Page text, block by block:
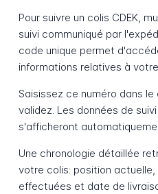
Pour suivre un colis CDEK,
suivi communiqué par
code unique permet
informations relatives à
Saisissez ce numéro dans
validez. Les données de
s'afficheront
Une chronologie détaillée
votre colis: position
effectuées et date de